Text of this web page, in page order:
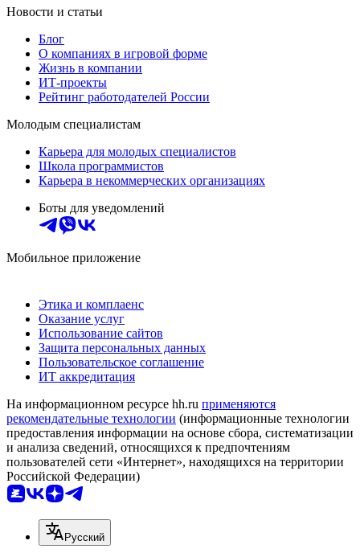
Новости и статьи
Блог
О компаниях в игровой форме
Жизнь в компании
ИТ-проекты
Рейтинг работодателей России
Молодым специалистам
Карьера для молодых специалистов
Школа программистов
Карьера в некоммерческих организациях
Боты для уведомлений
Мобильное приложение
Этика и комплаенс
Оказание услуг
Использование сайтов
Защита персональных данных
Пользовательское соглашение
ИТ аккредитация
На информационном ресурсе hh.ru применяются
рекомендательные технологии (информационные технологии
предоставления информации на основе сбора, систематизации
и анализа сведений, относящихся к предпочтениям
пользователей сети «Интернет», находящихся на территории
Российской Федерации)
Русский